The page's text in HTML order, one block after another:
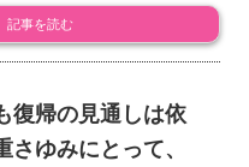
記事を読む
復帰の見通しは依
さゆみにとって、